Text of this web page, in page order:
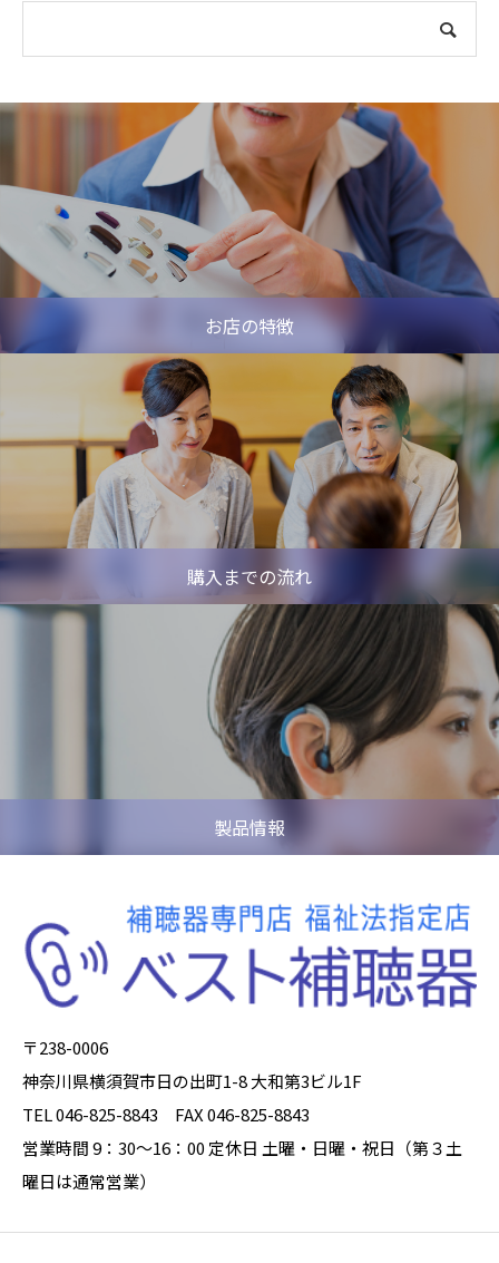
お店の特徴
購入までの流れ
製品情報
〒238-0006
神奈川県横須賀市日の出町1-8 大和第3ビル1F
TEL 046-825-8843 FAX 046-825-8843
営業時間 9：30～16：00 定休日 土曜・日曜・祝日（第３土
曜日は通常営業）